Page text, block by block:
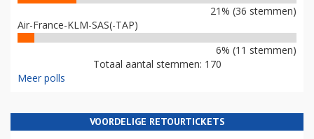
21% (36 stemmen)
Air-France-KLM-SAS(-TAP)
6% (11 stemmen)
Totaal aantal stemmen: 170
Meer polls
VOORDELIGE RETOURTICKETS